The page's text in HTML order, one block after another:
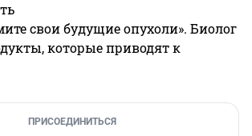
свои будущие опухоли». Биолог
которые приводят к
ПРИСОЕДИНИТЬСЯ